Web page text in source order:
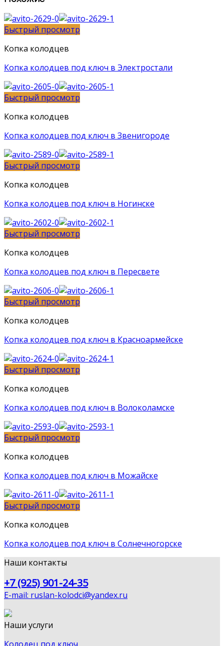
Быстрый просмотр
Копка колодцев
Копка колодцев под ключ в Электростали
Быстрый просмотр
Копка колодцев
Копка колодцев под ключ в Звенигороде
Быстрый просмотр
Копка колодцев
Копка колодцев под ключ в Ногинске
Быстрый просмотр
Копка колодцев
Копка колодцев под ключ в Пересвете
Быстрый просмотр
Копка колодцев
Копка колодцев под ключ в Красноармейске
Быстрый просмотр
Копка колодцев
Копка колодцев под ключ в Волоколамске
Быстрый просмотр
Копка колодцев
Копка колодцев под ключ в Можайске
Быстрый просмотр
Копка колодцев
Копка колодцев под ключ в Солнечногорске
Наши контакты
+7 (925) 901-24-35
E-mail: ruslan-kolodci@yandex.ru
Наши услуги